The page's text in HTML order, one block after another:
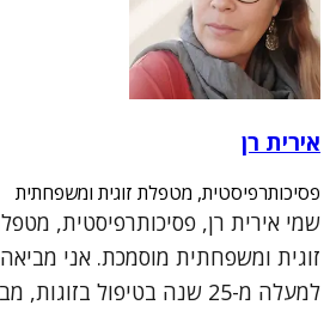
אירית רן
פסיכותרפיסטית, מטפלת זוגית ומשפחתית
שמי אירית רן, פסיכותרפיסטית,
זוגית ומשפחתית מוסמכת. אני
למעלה מ-25 שנה בטיפול